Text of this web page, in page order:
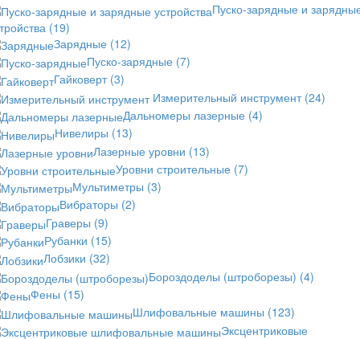
Пуско-зарядные и
(19)
Зарядные (12)
Пуско-зарядные (7)
Гайковерт (3)
Измерительный инструмент (24)
Дальномеры лазерные (4)
Нивелиры (13)
Лазерные уровни (13)
Уровни строительные (7)
Мультиметры (3)
Вибраторы (2)
Граверы (9)
Рубанки (15)
Лобзики (32)
Бороздоделы (штроборезы) (4)
Фены (15)
Шлифовальные машины (123)
Эксцентриковые